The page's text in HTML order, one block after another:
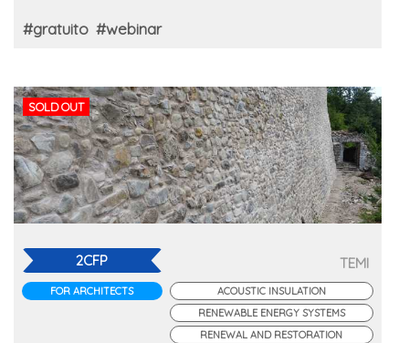
#gratuito #webinar
SOLD OUT
2CFP
FOR ARCHITECTS
TEMI
ACOUSTIC INSULATION
RENEWABLE ENERGY SYSTEMS
RENEWAL AND RESTORATION